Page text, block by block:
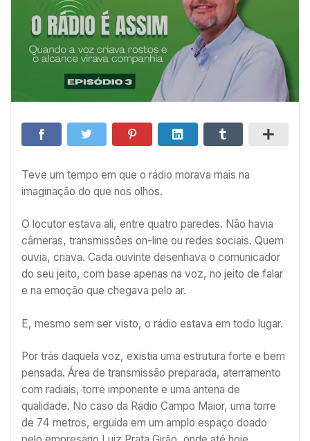
Teve um tempo em que o rádio morava mais na
imaginação do que nos olhos.
O locutor estava ali, entre quatro paredes. Não havia
câmeras, transmissões on-line ou redes sociais. Quem
ouvia, criava. Cada ouvinte desenhava o comunicador
do seu jeito, com base apenas na voz, no jeito de falar
e na emoção que chegava pelo ar.
E, mesmo sem ser visto, o rádio estava em todo lugar.
Por trás daquela voz, existia uma estrutura forte e bem
pensada. Área de transmissão preparada, aterramento
com radiais, torre imponente e uma antena de
qualidade. No caso da Rádio Campo Maior, uma torre
de 74 metros, erguida em um amplo espaço doado